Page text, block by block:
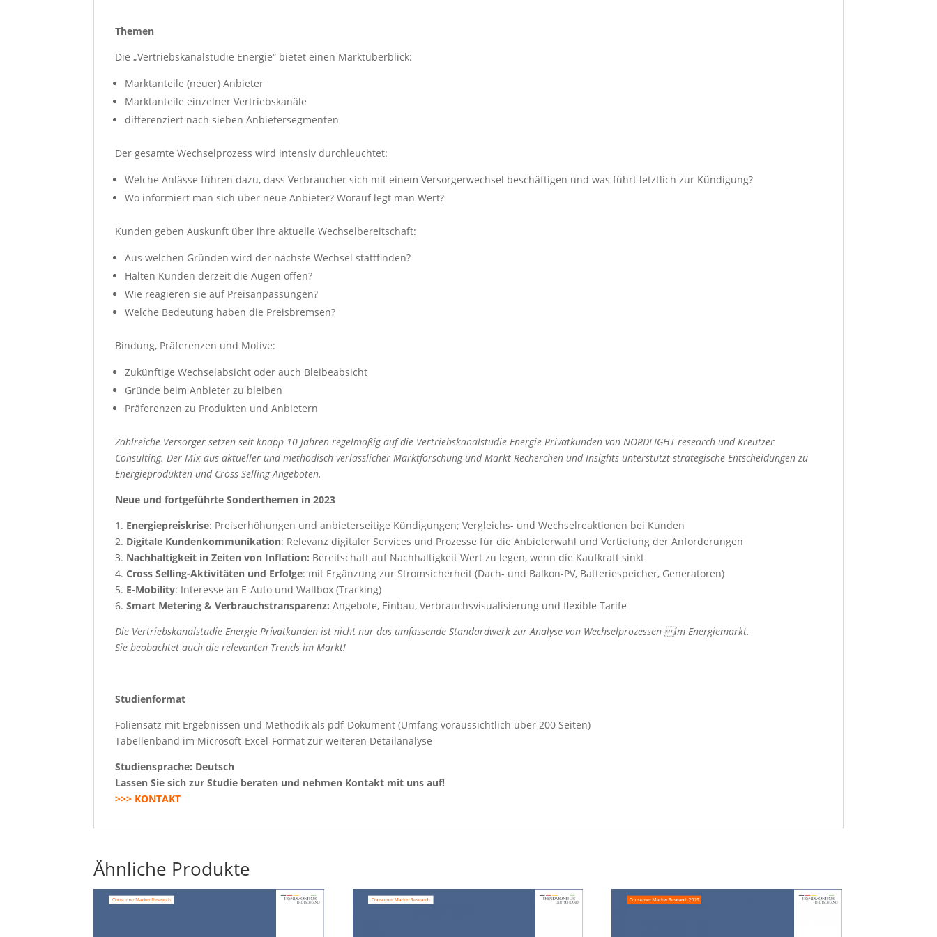
Themen
Die „Vertriebskanalstudie Energie“ bietet einen Marktüberblick:
Marktanteile (neuer) Anbieter
Marktanteile einzelner Vertriebskanäle
differenziert nach sieben Anbietersegmenten
Der gesamte Wechselprozess wird intensiv durchleuchtet:
Welche Anlässe führen dazu, dass Verbraucher sich mit einem Versorgerwechsel beschäftigen und was führt letztlich zur Kündigung?
Wo informiert man sich über neue Anbieter? Worauf legt man Wert?
Kunden geben Auskunft über ihre aktuelle Wechselbereitschaft:
Aus welchen Gründen wird der nächste Wechsel stattfinden?
Halten Kunden derzeit die Augen offen?
Wie reagieren sie auf Preisanpassungen?
Welche Bedeutung haben die Preisbremsen?
Bindung, Präferenzen und Motive:
Zukünftige Wechselabsicht oder auch Bleibeabsicht
Gründe beim Anbieter zu bleiben
Präferenzen zu Produkten und Anbietern
Zahlreiche Versorger setzen seit knapp 10 Jahren regelmäßig auf die Vertriebskanalstudie Energie Privatkunden von NORDLIGHT research und Kreutzer
Consulting. Der Mix aus aktueller und methodisch verlässlicher Marktforschung und Markt Recherchen und Insights unterstützt strategische Entscheidungen zu
Energieprodukten und Cross Selling-Angeboten.
Neue und fortgeführte Sonderthemen in 2023
1. Energiepreiskrise: Preiserhöhungen und anbieterseitige Kündigungen; Vergleichs- und Wechselreaktionen bei Kunden
2. Digitale Kundenkommunikation: Relevanz digitaler Services und Prozesse für die Anbieterwahl und Vertiefung der Anforderungen
3. Nachhaltigkeit in Zeiten von Inflation: Bereitschaft auf Nachhaltigkeit Wert zu legen, wenn die Kaufkraft sinkt
4.Cross Selling-Aktivitäten und Erfolge: mit Ergänzung zur Stromsicherheit (Dach- und Balkon-PV, Batteriespeicher, Generatoren)
5. E-Mobility: Interesse an E-Auto und Wallbox (Tracking)
6.Smart Metering & Verbrauchstransparenz: Angebote, Einbau, Verbrauchsvisualisierung und flexible Tarife
Die Vertriebskanalstudie Energie Privatkunden ist nicht nur das umfassende Standardwerk zur Analyse von Wechselprozessen im Energiemarkt.
Sie beobachtet auch die relevanten Trends im Markt!
Studienformat
Foliensatz mit Ergebnissen und Methodik als pdf-Dokument (Umfang voraussichtlich über 200 Seiten)
Tabellenband im Microsoft-Excel-Format zur weiteren Detailanalyse
Studiensprache: Deutsch
Lassen Sie sich zur Studie beraten und nehmen Kontakt mit uns auf!
>>> KONTAKT
Ähnliche Produkte